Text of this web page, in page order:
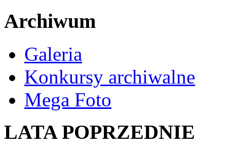
Archiwum
Galeria
Konkursy archiwalne
Mega Foto
LATA POPRZEDNIE